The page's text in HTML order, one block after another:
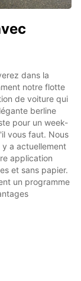
dans la
notre flotte
de voiture qui
berline
pour un week-
vous faut. Nous
a actuellement
application
et sans papier.
un programme